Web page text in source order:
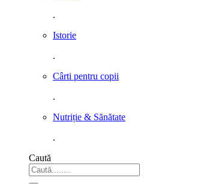
.
Istorie
.
Cârti pentru copii
.
Nutriție & Sănătate
.
Caută